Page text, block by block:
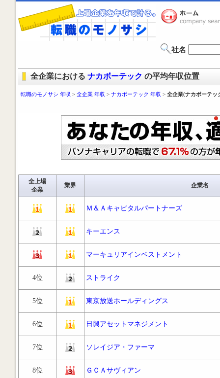
社名
全企業における ナカボーテック の平均年収位置
転職のモノサシ 年収 > 全企業 年収 > ナカボーテック 年収 > 全企業(ナカボーテッ
全上場
企業
業界 企業名
Ｍ＆Ａキャピタルパートナーズ
キーエンス
マーキュリアインベストメント
4位 ストライク
5位 東京放送ホールディングス
6位 日興アセットマネジメント
7位 ソレイジア・ファーマ
8位 ＧＣＡサヴィアン